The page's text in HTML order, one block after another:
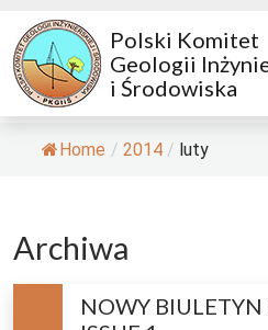
Polski Komitet
Geologii
i Środowiska
Home / 2014 / luty
Archiwa
NOWY BIULETYN